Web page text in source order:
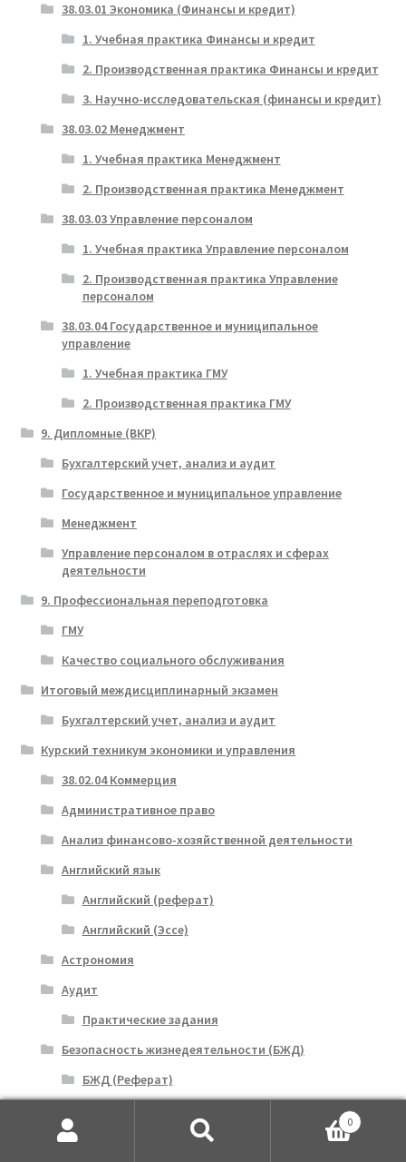
38.03.01 Экономика (Финансы и кредит)
1. Учебная практика Финансы и кредит
2. Производственная практика Финансы и кредит
3. Научно-исследовательская (финансы и кредит)
38.03.02 Менеджмент
1. Учебная практика Менеджмент
2. Производственная практика Менеджмент
38.03.03 Управление персоналом
1. Учебная практика Управление персоналом
2. Производственная практика Управление
персоналом
38.03.04 Государственное и муниципальное
управление
1. Учебная практика ГМУ
2. Производственная практика ГМУ
9. Дипломные (ВКР)
Бухгалтерский учет, анализ и аудит
Государственное и муниципальное управление
Менеджмент
Управление персоналом в отраслях и сферах
деятельности
9. Профессиональная переподготовка
ГМУ
Качество социального обслуживания
Итоговый междисциплинарный экзамен
Бухгалтерский учет, анализ и аудит
Курский техникум экономики и управления
38.02.04 Коммерция
Административное право
Анализ финансово-хозяйственной деятельности
Английский язык
Английский (реферат)
Английский (Эссе)
Астрономия
Аудит
Практические задания
Безопасность жизнедеятельности (БЖД)
БЖД (Реферат)
Бухучёт
0